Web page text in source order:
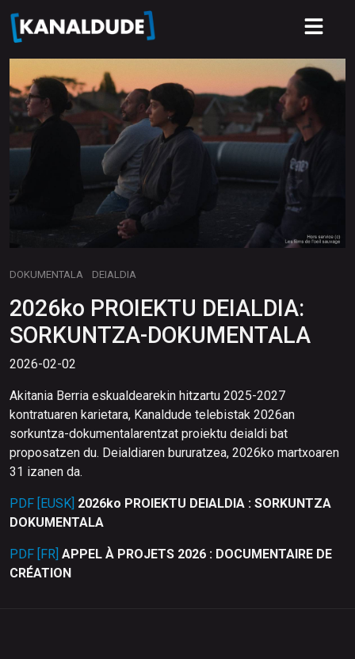
DOKUMENTALA DEIALDIA
2026ko PROIEKTU DEIALDIA:
SORKUNTZA-DOKUMENTALA
2026-02-02
Akitania Berria eskualdearekin hitzartu 2025-2027
kontratuaren karietara, Kanaldude telebistak 2026an
sorkuntza-dokumentalarentzat proiektu deialdi bat
proposatzen du. Deialdiaren bururatzea, 2026ko martxoaren
31 izanen da.
PDF [EUSK] 2026ko PROIEKTU DEIALDIA : SORKUNTZA
DOKUMENTALA
PDF [FR] APPEL À PROJETS 2026 : DOCUMENTAIRE DE
CRÉATION